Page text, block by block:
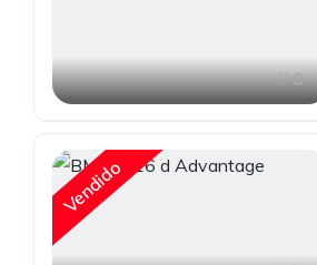
8
Vendido